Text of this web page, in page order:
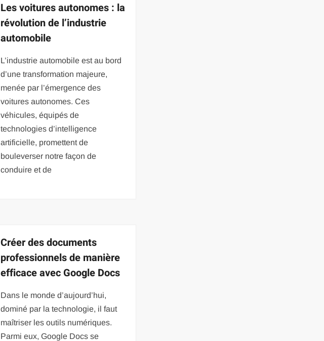
Les voitures autonomes : la
révolution de l’industrie
automobile
L’industrie automobile est au bord
d’une transformation majeure,
menée par l’émergence des
voitures autonomes. Ces
véhicules, équipés de
technologies d’intelligence
artificielle, promettent de
bouleverser notre façon de
conduire et de
Créer des documents
professionnels de manière
efficace avec Google Docs
Dans le monde d’aujourd’hui,
dominé par la technologie, il faut
maîtriser les outils numériques.
Parmi eux, Google Docs se